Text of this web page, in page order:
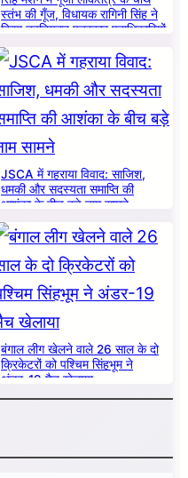
स्तंभ की गूँज, विधायक रागिनी सिंह ने
किया नवनियुक्त पत्रकार पदाधिकारियों
का सम्मान
JSCA में गहराया विवाद: साजिश,
धमकी और सदस्यता समाप्ति की
आशंका के बीच बड़े नाम सामने
बंगाल लीग खेलने वाले 26 साल के दो
क्रिकेटरों को पश्चिम सिंहभूम ने
अंडर-19 मैच खेलाया